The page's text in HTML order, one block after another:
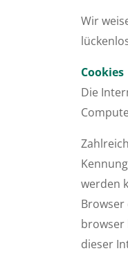
Wir
Cookies
Die
werden
browser
dieser